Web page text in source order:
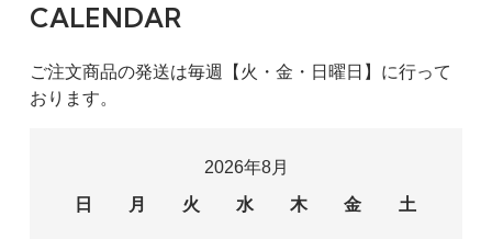
CALENDAR
ご注文商品の発送は毎週【火・金・日曜日】に行って
おります。
2026年8月
日
月 火 水 木 金 土